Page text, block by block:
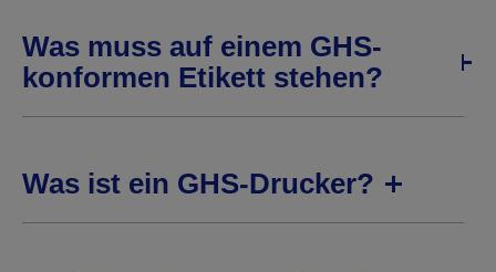
Was muss auf einem GHS-
konformen Etikett stehen?
Was ist ein GHS-Drucker?